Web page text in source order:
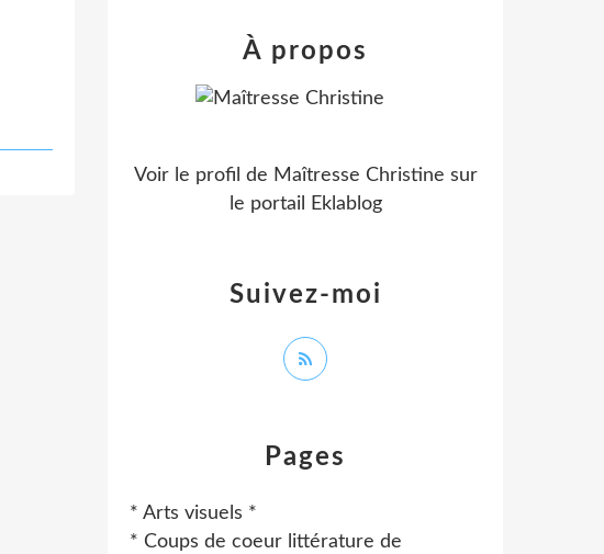
Pages
* Arts visuels *
* Coups de coeur littérature de
Suivez-moi
À propos
Voir le profil de Maîtresse Christine sur
le portail Eklablog